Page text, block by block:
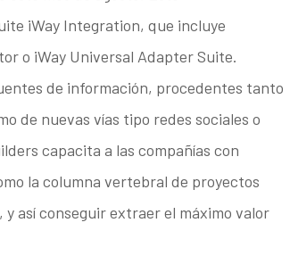
iWay Integration, que incluye
o iWay Universal Adapter Suite.
de información, procedentes tanto
de nuevas vías tipo redes sociales o
capacita a las compañías con
la columna vertebral de proyectos
así conseguir extraer el máximo valor